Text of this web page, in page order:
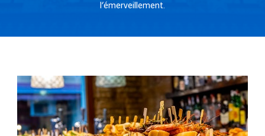
l’émerveillement.